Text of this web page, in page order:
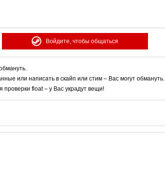
Войдите, чтобы общаться
или написать в скайп или стим – Вас могут обмануть.
проверки float – у Вас украдут вещи!